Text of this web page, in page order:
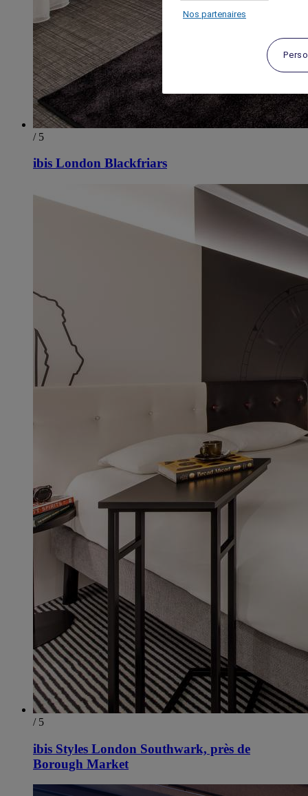
/ 5
ibis London Blackfriars
/ 5
ibis Styles London Southwark, près de
Borough Market
Nos partenaires